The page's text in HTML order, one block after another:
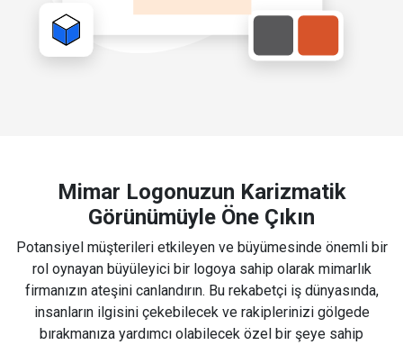
Mimar Logonuzun Karizmatik
Görünümüyle Öne Çıkın
Potansiyel müşterileri etkileyen ve büyümesinde önemli bir
rol oynayan büyüleyici bir logoya sahip olarak mimarlık
firmanızın ateşini canlandırın. Bu rekabetçi iş dünyasında,
insanların ilgisini çekebilecek ve rakiplerinizi gölgede
bırakmanıza yardımcı olabilecek özel bir şeye sahip